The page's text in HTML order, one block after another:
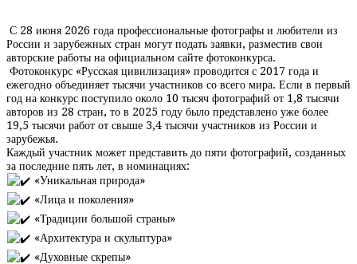
С 28 июня 2026 года профессиональные фотографы и любители из
России и зарубежных стран могут подать заявки, разместив свои
авторские работы на официальном сайте фотоконкурса.
Фотоконкурс «Русская цивилизация» проводится с 2017 года и
ежегодно объединяет тысячи участников со всего мира. Если в первый
год на конкурс поступило около 10 тысяч фотографий от 1,8 тысячи
авторов из 28 стран, то в 2025 году было представлено уже более
19,5 тысячи работ от свыше 3,4 тысячи участников из России и
зарубежья.
Каждый участник может представить до пяти фотографий, созданных
за последние пять лет, в номинациях:
«Уникальная природа»
«Лица и поколения»
«Традиции большой страны»
«Архитектура и скульптура»
«Духовные скрепы»